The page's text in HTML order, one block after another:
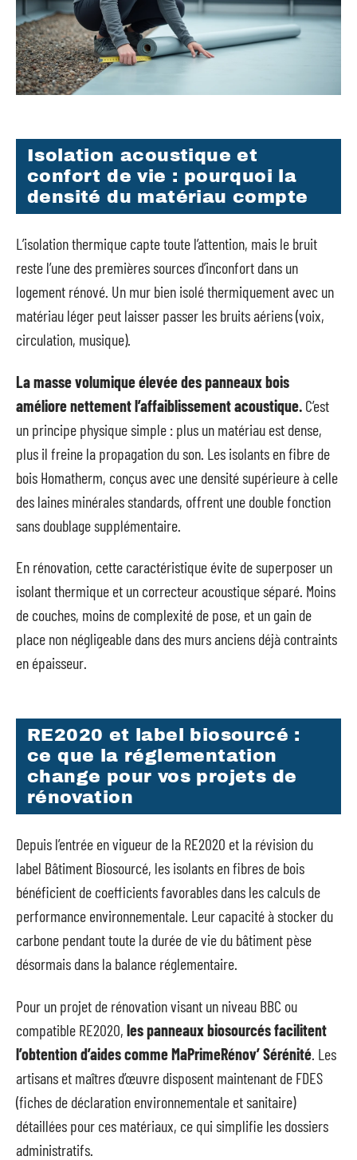
Isolation acoustique et
confort de vie : pourquoi la
densité du matériau compte
L’isolation thermique capte toute l’attention, mais le bruit
reste l’une des premières sources d’inconfort dans un
logement rénové. Un mur bien isolé thermiquement avec un
matériau léger peut laisser passer les bruits aériens (voix,
circulation, musique).
La masse volumique élevée des panneaux bois
améliore nettement l’affaiblissement acoustique. C’est
un principe physique simple : plus un matériau est dense,
plus il freine la propagation du son. Les isolants en fibre de
bois Homatherm, conçus avec une densité supérieure à celle
des laines minérales standards, offrent une double fonction
sans doublage supplémentaire.
En rénovation, cette caractéristique évite de superposer un
isolant thermique et un correcteur acoustique séparé. Moins
de couches, moins de complexité de pose, et un gain de
place non négligeable dans des murs anciens déjà contraints
en épaisseur.
RE2020 et label biosourcé :
ce que la réglementation
change pour vos projets de
rénovation
Depuis l’entrée en vigueur de la RE2020 et la révision du
label Bâtiment Biosourcé, les isolants en fibres de bois
bénéficient de coefficients favorables dans les calculs de
performance environnementale. Leur capacité à stocker du
carbone pendant toute la durée de vie du bâtiment pèse
désormais dans la balance réglementaire.
Pour un projet de rénovation visant un niveau BBC ou
compatible RE2020, les panneaux biosourcés facilitent
l’obtention d’aides comme MaPrimeRénov’ Sérénité . Les
artisans et maîtres d’œuvre disposent maintenant de FDES
(fiches de déclaration environnementale et sanitaire)
détaillées pour ces matériaux, ce qui simplifie les dossiers
administratifs.